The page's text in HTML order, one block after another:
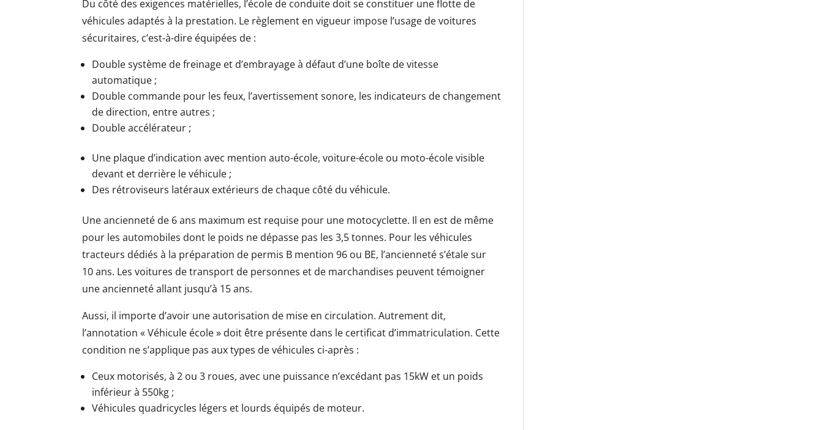
Du côté des exigences matérielles, l’école de conduite doit se constituer une flotte de
véhicules adaptés à la prestation. Le règlement en vigueur impose l’usage de voitures
sécuritaires, c’est-à-dire équipées de :
Double système de freinage et d’embrayage à défaut d’une boîte de vitesse
automatique ;
Double commande pour les feux, l’avertissement sonore, les indicateurs de changement
de direction, entre autres ;
Double accélérateur ;
Une plaque d’indication avec mention auto-école, voiture-école ou moto-école visible
devant et derrière le véhicule ;
Des rétroviseurs latéraux extérieurs de chaque côté du véhicule.
Une ancienneté de 6 ans maximum est requise pour une motocyclette. Il en est de même
pour les automobiles dont le poids ne dépasse pas les 3,5 tonnes. Pour les véhicules
tracteurs dédiés à la préparation de permis B mention 96 ou BE, l’ancienneté s’étale sur
10 ans. Les voitures de transport de personnes et de marchandises peuvent témoigner
une ancienneté allant jusqu’à 15 ans.
Aussi, il importe d’avoir une autorisation de mise en circulation. Autrement dit,
l’annotation « Véhicule école » doit être présente dans le certificat d’immatriculation. Cette
condition ne s’applique pas aux types de véhicules ci-après :
Ceux motorisés, à 2 ou 3 roues, avec une puissance n’excédant pas 15kW et un poids
inférieur à 550kg ;
Véhicules quadricycles légers et lourds équipés de moteur.